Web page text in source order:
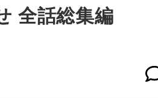
全話総集編